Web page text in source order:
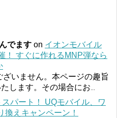
でます on イオンモバイル
！ すぐに作れるMNP弾なら
ざいません。本ページの趣旨
します。その場合にお
スパート！ UQモバイル、ワ
換えキャンペーン！